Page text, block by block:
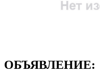
ОБЪЯВЛЕНИЕ: